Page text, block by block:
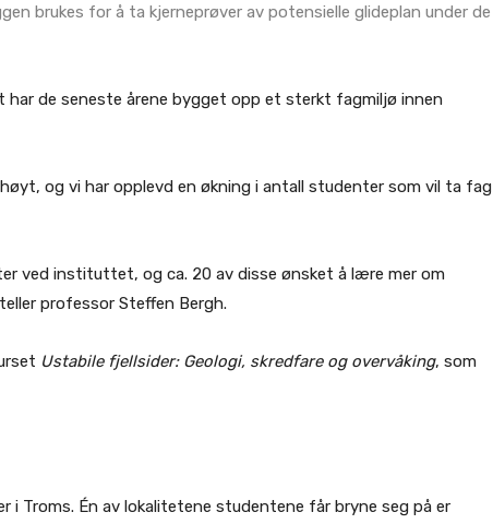
brukes for å ta kjerneprøver av potensielle glideplan under de
de seneste årene bygget opp et sterkt fagmiljø innen
og vi har opplevd en økning i antall studenter som vil ta fag
ved instituttet, og ca. 20 av disse ønsket å lære mer om
professor Steffen Bergh.
Ustabile fjellsider: Geologi, skredfare og overvåking, som
i Troms. Én av lokalitetene studentene får bryne seg på er